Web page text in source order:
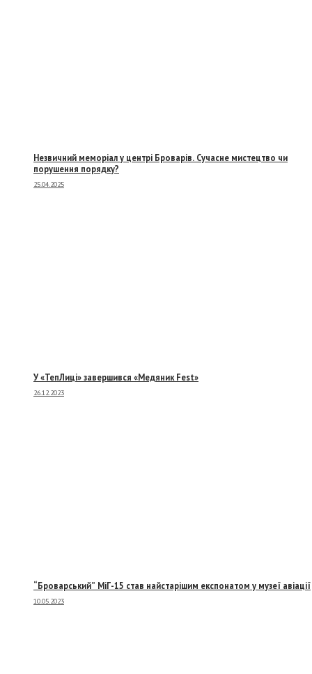
Незвичний меморіал у центрі Броварів. Сучасне мистецтво чи
порушення порядку?
25.04.2025
У «ТепЛиці» завершився «Медяник Fest»
26.12.2023
“Броварський” МіГ-15 став найстарішим експонатом у музеї авіації
10.05.2023